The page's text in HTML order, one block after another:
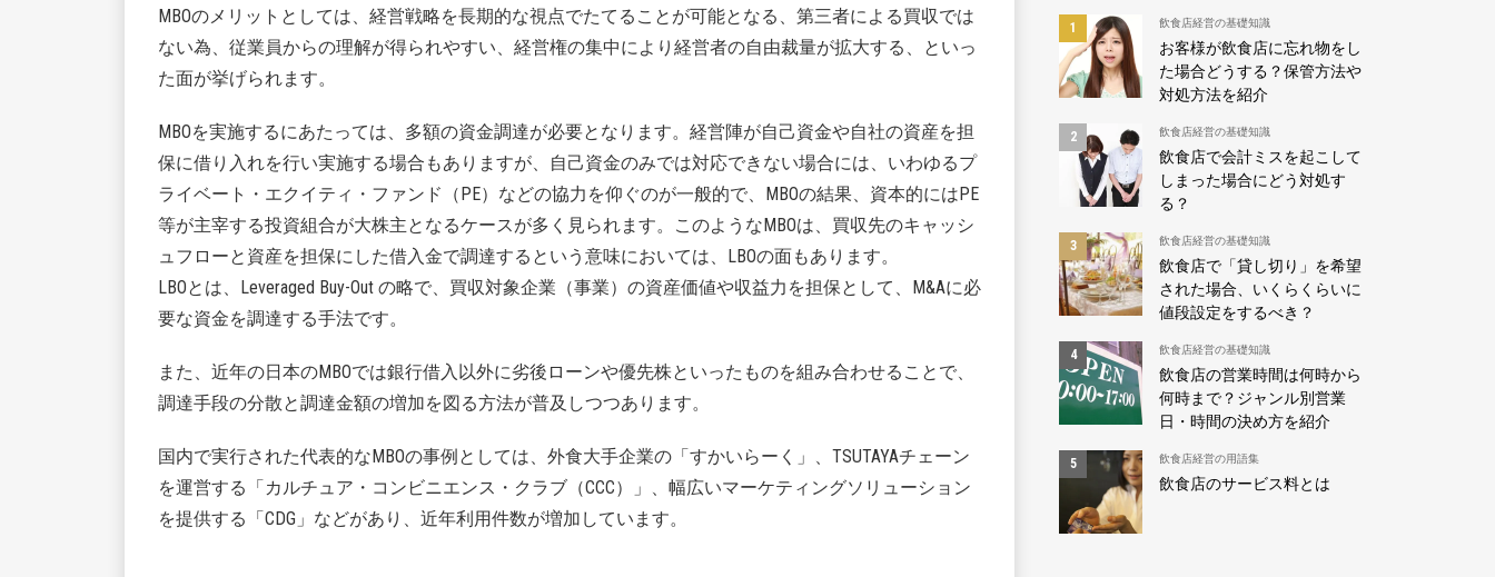
MBOのメリットとしては、経営戦略を長期的な視点でたてることが可能となる、第三者による買収では
ない為、従業員からの理解が得られやすい、経営権の集中により経営者の自由裁量が拡大する、といっ
た面が挙げられます。
MBOを実施するにあたっては、多額の資金調達が必要となります。経営陣が自己資金や自社の資産を担
保に借り入れを行い実施する場合もありますが、自己資金のみでは対応できない場合には、いわゆるプ
ライベート・エクイティ・ファンド（PE）などの協力を仰ぐのが一般的で、MBOの結果、資本的にはPE
等が主宰する投資組合が大株主となるケースが多く見られます。このようなMBOは、買収先のキャッシ
ュフローと資産を担保にした借入金で調達するという意味においては、LBOの面もあります。
LBOとは、Leveraged Buy-Out の略で、買収対象企業（事業）の資産価値や収益力を担保として、M&Aに必
要な資金を調達する手法です。
また、近年の日本のMBOでは銀行借入以外に劣後ローンや優先株といったものを組み合わせることで、
調達手段の分散と調達金額の増加を図る方法が普及しつつあります。
国内で実行された代表的なMBOの事例としては、外食大手企業の「すかいらーく」、TSUTAYAチェーン
を運営する「カルチュア・コンビニエンス・クラブ（CCC）」、幅広いマーケティングソリューション
を提供する「CDG」などがあり、近年利用件数が増加しています。
飲食店経営の基礎知識
お客様が飲食店に忘れ物をし
た場合どうする？保管方法や
対処方法を紹介
飲食店経営の基礎知識
飲食店で会計ミスを起こして
しまった場合にどう対処す
る？
飲食店経営の基礎知識
飲食店で「貸し切り」を希望
された場合、いくらくらいに
値段設定をするべき？
飲食店経営の基礎知識
飲食店の営業時間は何時から
何時まで？ジャンル別営業
日・時間の決め方を紹介
飲食店経営の用語集
飲食店のサービス料とは